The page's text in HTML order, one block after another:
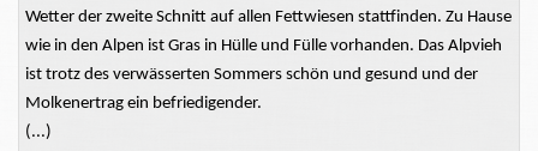
Wetter der zweite Schnitt auf allen Fettwiesen stattfinden. Zu Hause
wie in den Alpen ist Gras in Hülle und Fülle vorhanden. Das Alpvieh
ist trotz des verwässerten Sommers schön und gesund und der
Molkenertrag ein befriedigender.
(...)